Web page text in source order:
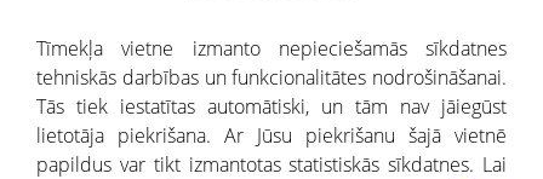
Dzimtas koks
Uzņēmumu atlase
Monitorings
Kredītizziņa par ārvalstu uzņēmumiem
Tīmekļa vietne izmanto nepieciešamās sīkdatnes
tehniskās darbības un funkcionalitātes nodrošināšanai.
Tās tiek iestatītas automātiski, un tām nav jāiegūst
lietotāja piekrišana. Ar Jūsu piekrišanu šajā vietnē
papildus var tikt izmantotas statistiskās sīkdatnes. Lai